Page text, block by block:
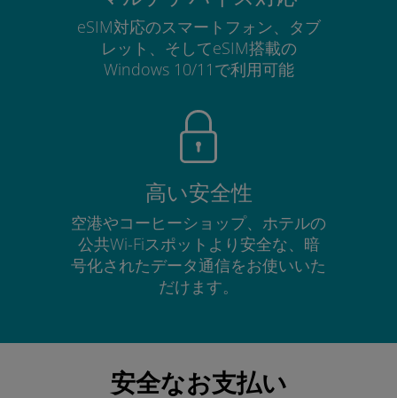
eSIM対応のスマートフォン、タブ
レット、そしてeSIM搭載の
Windows 10/11で利用可能
高い安全性
空港やコーヒーショップ、ホテルの
公共Wi-Fiスポットより安全な、暗
号化されたデータ通信をお使いいた
だけます。
安全なお支払い